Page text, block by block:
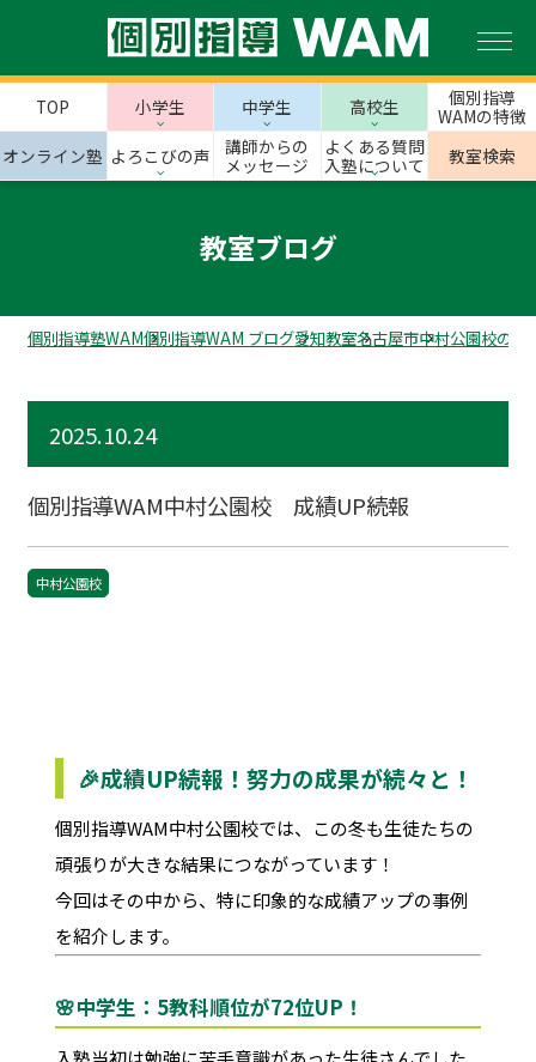
TOP 小学生 中学生 高校生
個別指導
WAMの特徴
オンライン塾 よろこびの声
講師からの
メッセージ
よくある質問
入塾について
教室検索
教室ブログ
個別指導塾WAM個別指導WAM ブログ愛知教室名古屋市中村公園校のス
2025.10.24
個別指導WAM中村公園校 成績UP続報
中村公園校
🎉成績UP続報！努力の成果が続々と！
個別指導WAM中村公園校では、この冬も生徒たちの
頑張りが大きな結果につながっています！
今回はその中から、特に印象的な成績アップの事例
を紹介します。
🌸中学生：5教科順位が72位UP！